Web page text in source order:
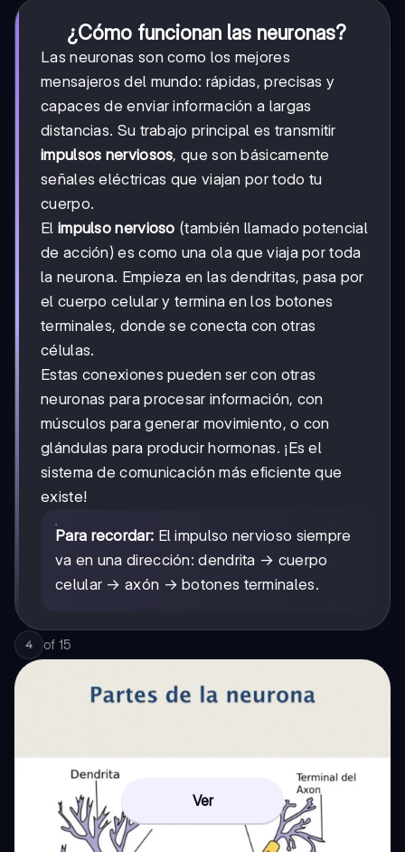
¿Cómo funcionan las neuronas?
Las neuronas son como los mejores
mensajeros del mundo: rápidas, precisas y
capaces de enviar información a largas
distancias. Su trabajo principal es transmitir
impulsos nerviosos, que son básicamente
señales eléctricas que viajan por todo tu
cuerpo.
El impulso nervioso (también llamado potencial
de acción) es como una ola que viaja por toda
la neurona. Empieza en las dendritas, pasa por
el cuerpo celular y termina en los botones
terminales, donde se conecta con otras
células.
Estas conexiones pueden ser con otras
neuronas para procesar información, con
músculos para generar movimiento, o con
glándulas para producir hormonas. ¡Es el
sistema de comunicación más eficiente que
existe!
Para recordar: El impulso nervioso siempre
va en una dirección: dendrita → cuerpo
celular → axón → botones terminales.
4 of 15
Ver